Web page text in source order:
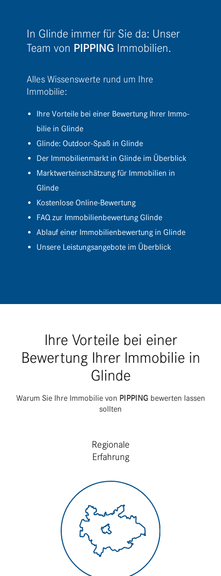
In Glinde immer für Sie da: Unser
Team von PIPPING Immobilien.
Alles Wissenswerte rund um Ihre
Immobilie:
Ihre Vorteile bei einer Bewer­tung Ihrer Immo­
bilie in Glinde
Glinde: Outdoor-Spaß in Glinde
Der Immo­bi­li­en­markt in Glinde im Überblick
Markt­wert­ein­schät­zung für Immo­bi­lien in
Glinde
Kosten­lose Online-Bewertung
FAQ zur Immo­bi­li­en­be­wer­tung Glinde
Ablauf einer Immo­bi­li­en­be­wer­tung in Glinde
Unsere Leis­tungs­an­ge­bote im Überblick
Ihre Vorteile bei einer
Bewertung Ihrer Immobilie in
Glinde
Warum Sie Ihre Immo­bilie von PIPPING bewerten lassen
sollten
Regionale
Erfahrung